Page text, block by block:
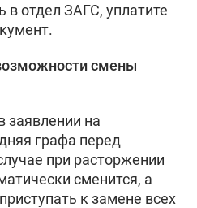
в отдел ЗАГС, уплатите
смены
заявлении на
графа перед
при расторжении
сменится, а
к замене всех